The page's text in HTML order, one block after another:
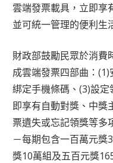
雲端發票載具，立即享
並可統一管理的便利生
財政部鼓勵民眾於消費
成雲端發票四部曲：
綁定手機條碼、(3)設
即享有自動對獎、中獎
票遺失或忘記領獎等多
－每期包含一百萬元獎
獎10萬組及五百元獎